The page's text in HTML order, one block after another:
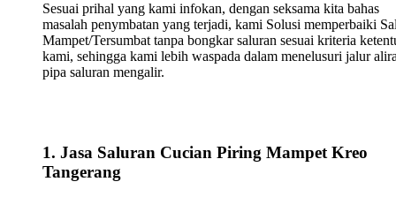
Sesuai prihal yang kami infokan, dengan seksama kita bahas
masalah penymbatan yang terjadi, kami Solusi memperbaiki
Mampet/Tersumbat tanpa bongkar saluran sesuai kriteria
kami, sehingga kami lebih waspada dalam menelusuri jalur
pipa saluran mengalir.
1. Jasa Saluran Cucian Piring Mampet Kreo
Tangerang